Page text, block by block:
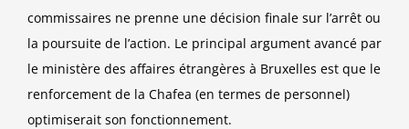
commissaires ne prenne une décision finale sur l’arrêt ou
la poursuite de l’action. Le principal argument avancé par
le ministère des affaires étrangères à Bruxelles est que le
renforcement de la Chafea (en termes de personnel)
optimiserait son fonctionnement.